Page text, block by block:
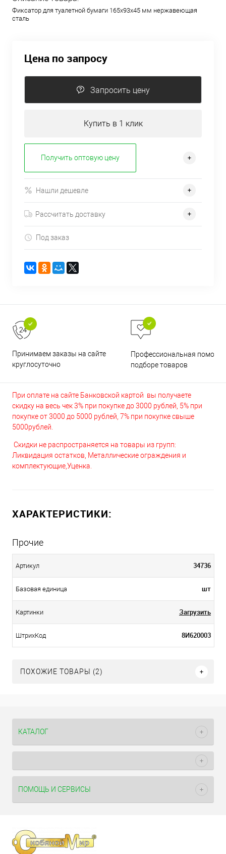
Фиксатор для туалетной бумаги 165х93х45 мм нержавеющая
сталь
Цена по запросу
Запросить цену
Купить в 1 клик
Получить оптовую цену
Нашли дешевле
Рассчитать доставку
Под заказ
Принимаем заказы на сайте
круглосуточно
Профессиональная помощь
подборе товаров
При оплате на сайте Банковской картой вы получаете
скидку на весь чек 3% при покупке до 3000 рублей, 5% при
покупке от 3000 до 5000 рублей, 7% при покупке свыше
5000рублей.
Скидки не распространяется на товары из групп:
Ликвидация остатков, Металлические ограждения и
комплектующие,Уценка.
ХАРАКТЕРИСТИКИ:
Прочие
Артикул 34736
Базовая единица шт
Картинки Загрузить
ШтрихКод 8И620003
ПОХОЖИЕ ТОВАРЫ (2)
КАТАЛОГ
ПОМОЩЬ И СЕРВИСЫ